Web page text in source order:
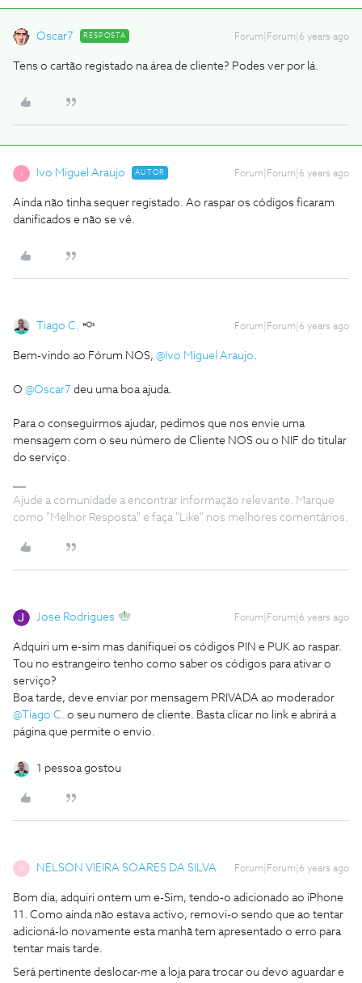
Oscar7 RESPOSTA Forum|Forum|6 years ago
Tens o cartão registado na área de cliente? Podes ver por lá.
Ivo Miguel Araujo AUTOR Forum|Forum|6 years ago
Ainda não tinha sequer registado. Ao raspar os códigos ficaram
danificados e não se vê.
Tiago C. Forum|Forum|6 years ago
Bem-vindo ao Fórum NOS, @Ivo Miguel Araujo.
O @Oscar7 deu uma boa ajuda.
Para o conseguirmos ajudar, pedimos que nos envie uma
mensagem com o seu número de Cliente NOS ou o NIF do titular
do serviço.
Ajude a comunidade a encontrar informação relevante. Marque
como "Melhor Resposta" e faça "Like" nos melhores comentários.
Jose Rodrigues Forum|Forum|6 years ago
Adquiri um e-sim mas danifiquei os códigos PIN e PUK ao raspar.
Tou no estrangeiro tenho como saber os códigos para ativar o
serviço?
Boa tarde, deve enviar por mensagem PRIVADA ao moderador
@Tiago C. o seu numero de cliente. Basta clicar no link e abrirá a
página que permite o envio.
1 pessoa gostou
N NELSON VIEIRA SOARES DA SILVA Forum|Forum|6 years ago
Bom dia, adquiri ontem um e-Sim, tendo-o adicionado ao iPhone
11. Como ainda não estava activo, removi-o sendo que ao tentar
adicioná-lo novamente esta manhã tem apresentado o erro para
tentar mais tarde.
Será pertinente deslocar-me a loja para trocar ou devo aguardar e